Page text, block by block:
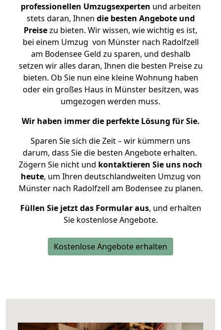
professionellen Umzugsexperten und arbeiten
stets daran, Ihnen die besten Angebote und
Preisezu bieten. Wir wissen, wie wichtig es ist,
bei einem Umzug von Münster nach Radolfzell
am Bodensee Geld zu sparen, und deshalb
setzen wir alles daran, Ihnen die besten Preise zu
bieten. Ob Sie nun eine kleine Wohnung haben
oder ein großes Haus in Münster besitzen, was
umgezogen werden muss.
Wir haben immer die perfekte Lösung für Sie.
Sparen Sie sich die Zeit – wir kümmern uns
darum, dass Sie die besten Angebote erhalten.
Zögern Sie nicht und kontaktieren Sie uns noch
heute, um Ihren deutschlandweiten Umzug von
Münster nach Radolfzell am Bodensee zu planen.
Füllen Sie jetzt das Formular aus, und erhalten
Sie kostenlose Angebote.
Kostenlose Angebote erhalten